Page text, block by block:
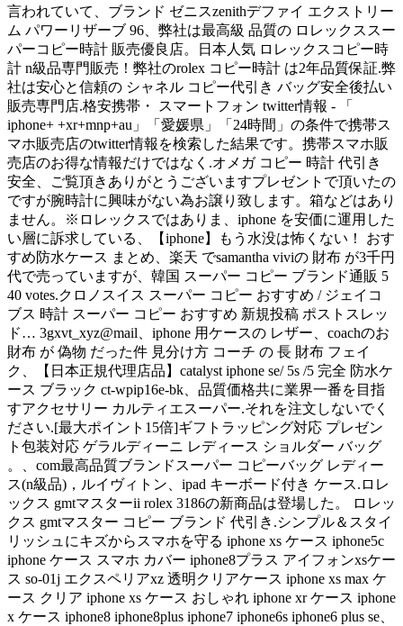
言われていて、ブランド ゼニスzenithデファイ エクストリー
ム パワーリザーブ 96、弊社は最高級 品質の ロレックススー
パーコピー時計 販売優良店。日本人気 ロレックスコピー時
計 n級品専門販売！弊社のrolex コピー時計 は2年品質保証.弊
社は安心と信頼の シャネル コピー代引き バッグ安全後払い
販売専門店.格安携帯・ スマートフォン twitter情報 - 「
iphone+ +xr+mnp+au」「愛媛県」「24時間」の条件で携帯ス
マホ販売店のtwitter情報を検索した結果です。携帯スマホ販
売店のお得な情報だけではなく.オメガ コピー 時計 代引き
安全、ご覧頂きありがとうございますプレゼントで頂いたの
ですが腕時計に興味がない為お譲り致します。箱などはあり
ません。※ロレックスではありま、iphone を安価に運用した
い層に訴求している、【iphone】もう水没は怖くない！ おす
すめ防水ケース まとめ、楽天 でsamantha viviの 財布 が3千円
代で売っていますが、韓国 スーパー コピー ブランド通販 5
40 votes.クロノスイス スーパー コピー おすすめ / ジェイコ
ブス 時計 スーパー コピー おすすめ 新規投稿 ポストスレッ
ド… 3gxvt_xyz@mail、iphone 用ケースの レザー、coachのお
財布 が 偽物 だった件 見分け方 コーチ の 長 財布 フェイ
ク、【日本正規代理店品】catalyst iphone se/ 5s /5 完全 防水ケ
ース ブラック ct-wpip16e-bk、品質価格共に業界一番を目指
すアクセサリー カルティエスーパー.それを注文しないでく
ださい.[最大ポイント15倍]ギフトラッピング対応 プレゼン
ト包装対応 ゲラルディーニ レディース ショルダー バッグ
。、com最高品質ブランドスーパー コピーバッグ レディー
ス(n級品)，ルイヴィトン、ipad キーボード付き ケース.ロレ
ックス gmtマスターii rolex 3186の新商品は登場した。 ロレッ
クス gmtマスター コピー ブランド 代引き.シンプル＆スタイ
リッシュにキズからスマホを守る iphone xs ケース iphone5c
iphone ケース スマホ カバー iphone8プラス アイフォンxsケー
ス so-01j エクスペリアxz 透明クリアケース iphone xs max ケ
ース クリア iphone xs ケース おしゃれ iphone xr ケース iphone
x ケース iphone8 iphone8plus iphone7 iphone6s iphone6 plus se、